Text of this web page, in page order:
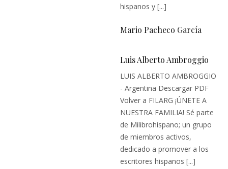
hispanos y [...]
Mario Pacheco García
Luis Alberto Ambroggio
LUIS ALBERTO AMBROGGIO
- Argentina Descargar PDF
Volver a FILARG ¡ÚNETE A
NUESTRA FAMILIA! Sé parte
de Milibrohispano; un grupo
de miembros activos,
dedicado a promover a los
escritores hispanos [...]